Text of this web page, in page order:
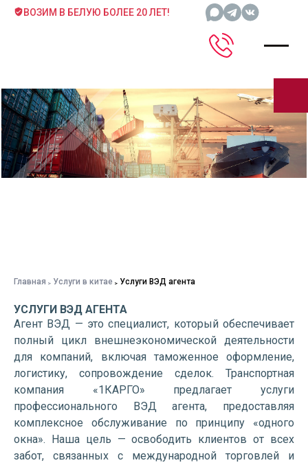
ВОЗИМ В БЕЛУЮ БОЛЕЕ 20 ЛЕТ!
Главная Услуги в китае Услуги ВЭД агента
УСЛУГИ ВЭД АГЕНТА
Агент ВЭД — это специалист, который обеспечивает
полный цикл внешнеэкономической деятельности
для компаний, включая таможенное оформление,
логистику, сопровождение сделок. Транспортная
компания «1КАРГО» предлагает услуги
профессионального ВЭД агента, предоставляя
комплексное обслуживание по принципу «одного
окна». Наша цель — освободить клиентов от всех
забот, связанных с международной торговлей и